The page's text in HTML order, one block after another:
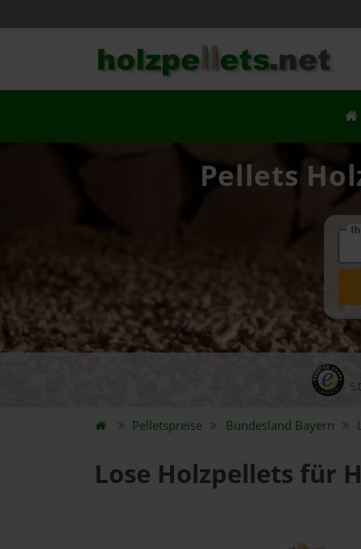
Pellets
Pelletspreise Bundesland Bayern
Lose Holzpellets für